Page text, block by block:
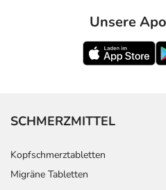
Unsere
SCHMERZMITTEL
Kopfschmerztabletten
Migräne Tabletten